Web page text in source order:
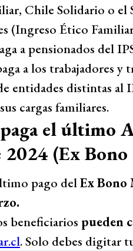
Chile Solidario o el
(Ingreso Ético
a pensionados del
a los trabajadores y
entidades distintas al
cargas familiares.
paga el último
(Ex Bono
pago delEx Bono
beneficiarios pueden
. Solo debes digitar